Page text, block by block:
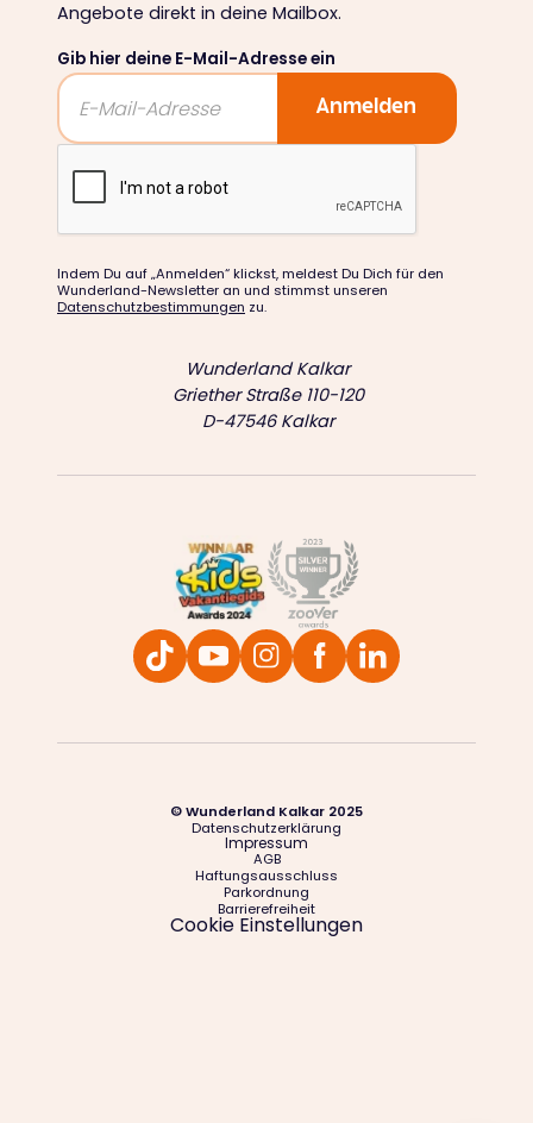
Angebote direkt in deine Mailbox.
Gib hier deine E-Mail-Adresse ein
Indem Du auf „Anmelden“ klickst, meldest Du Dich für den
Wunderland-Newsletter an und stimmst unseren
Datenschutzbestimmungen zu.
Wunderland Kalkar
Griether Straße 110-120
D-47546 Kalkar
© Wunderland Kalkar 2025
Datenschutzerklärung
Impressum
AGB
Haftungsausschluss
Parkordnung
Barrierefreiheit
Cookie Einstellungen